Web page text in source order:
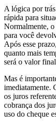
A lógica por
rápida para
Normalmente,
para você
Após esse
quanto mais
será o valor
Mas é
imediatamente.
os juros
cobrança dos
uso do cheque